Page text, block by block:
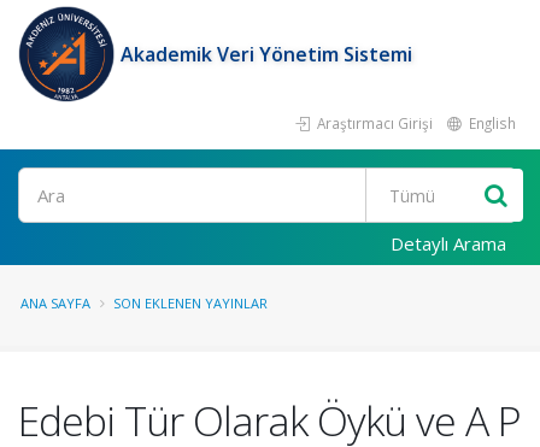
Akademik Veri Yönetim Sistemi
Araştırmacı Girişi English
Ara
Detaylı Arama
ANA SAYFA SON EKLENEN YAYINLAR
Edebi Tür Olarak Öykü ve A P